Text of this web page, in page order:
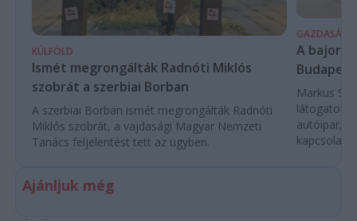
KÜLFÖLD
Ismét megrongálták Radnóti Miklós
szobrát a szerbiai Borban
A szerbiai Borban ismét megrongálták Radnóti
Miklós szobrát, a vajdasági Magyar Nemzeti
Tanács feljelentést tett az ügyben.
GAZDASÁG
A bajor
Markus
látogatott
autóipar,
Ajánljuk még